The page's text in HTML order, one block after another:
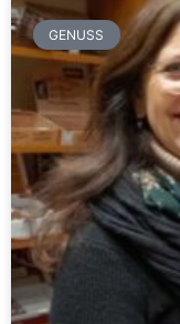
GENUSS